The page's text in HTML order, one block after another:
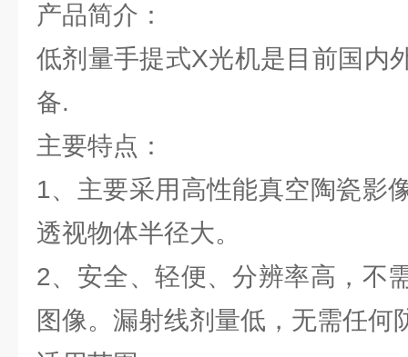
产品简介：
低剂量手提式X光机是目前国内
备.
主要特点：
1、主要采用高性能真空陶瓷影
透视物体半径大。
2、安全、轻便、分辨率高，不
图像。漏射线剂量低，无需任何